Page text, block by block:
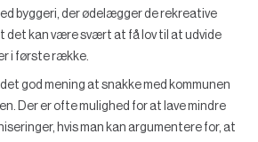
byggeri, der ødelægger de rekreative
det kan være svært at få lov til at udvide
i første række.
god mening at snakke med kommunen
Der er ofte mulighed for at lave mindre
hvis man kan argumentere for, at